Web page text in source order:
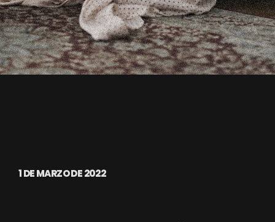
1 DE MARZO DE 2022